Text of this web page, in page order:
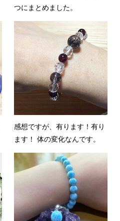
つにまとめました。
感想ですが、有ります！有り
ます！ 体の変化なんです。